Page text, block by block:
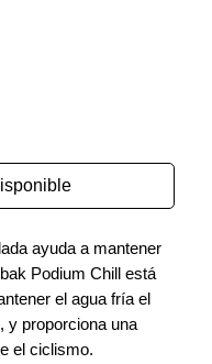
ayuda a mantener
Podium Chill está
el agua fría el
y proporciona una
el ciclismo.